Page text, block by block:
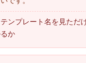
ンプレート名を見ただ
か